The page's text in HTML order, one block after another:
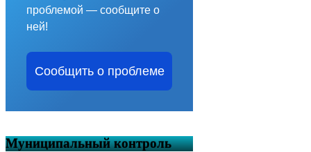
проблемой — сообщите о
ней!
Сообщить о проблеме
Муниципальный контроль